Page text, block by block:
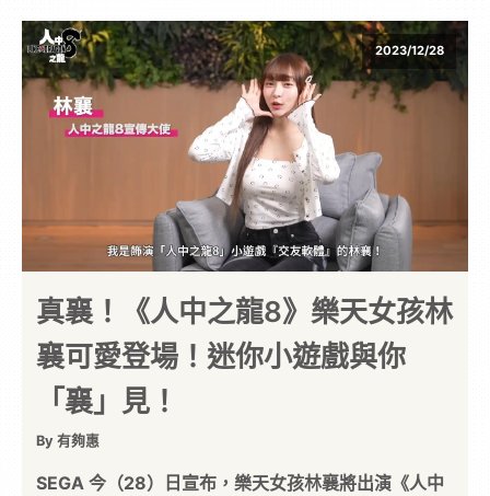
2023/12/28
真襄！《人中之龍8》樂天女孩林
襄可愛登場！迷你小遊戲與你
「襄」見！
By 有夠惠
SEGA 今（28）日宣布，樂天女孩林襄將出演《人中